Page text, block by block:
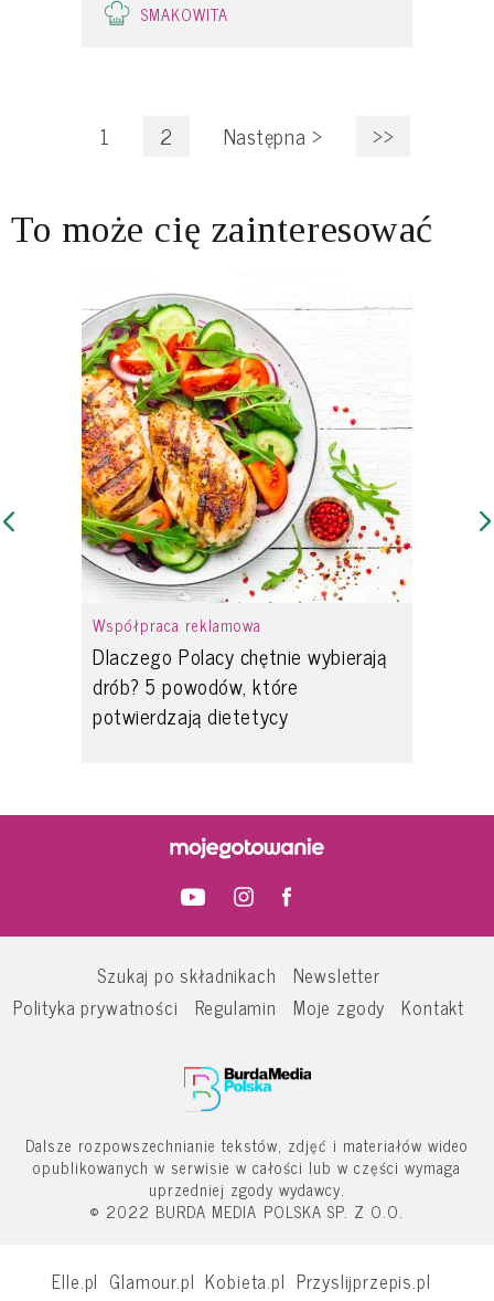
SMAKOWITA
1 2 Następna > >>
To może cię zainteresować
Współpraca reklamowa
Dlaczego Polacy chętnie wybierają
drób? 5 powodów, które
potwierdzają dietetycy
Szukaj po składnikach
Newsletter
Polityka prywatności
Regulamin Moje zgody Kontakt
Dalsze rozpowszechnianie tekstów, zdjęć i materiałów wideo
opublikowanych w serwisie w całości lub w części wymaga
uprzedniej zgody wydawcy.
© 2022 BURDA MEDIA POLSKA SP. Z O.O.
Elle.pl Glamour.pl Kobieta.pl Przyslijprzepis.pl